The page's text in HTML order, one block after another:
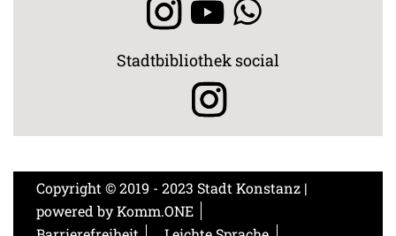
Stadtbibliothek social
Copyright © 2019 - 2023 Stadt Konstanz |
powered byKomm.ONE